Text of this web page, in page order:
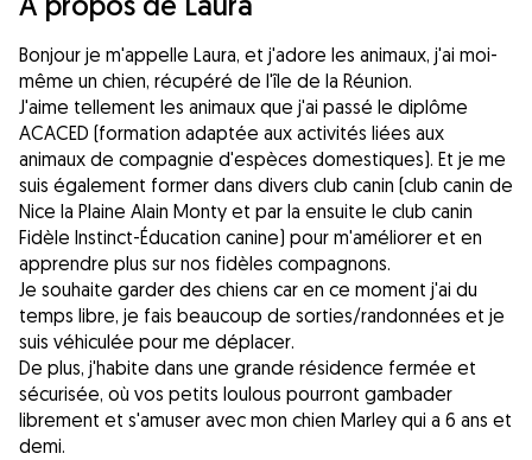
Bonjour je m'appelle Laura, et j'adore les animaux, j'ai moi-
même un chien, récupéré de l'île de la Réunion.
J'aime tellement les animaux que j'ai passé le diplôme
ACACED (formation adaptée aux activités liées aux
animaux de compagnie d'espèces domestiques). Et je me
suis également former dans divers club canin (club canin de
Nice la Plaine Alain Monty et par la ensuite le club canin
Fidèle Instinct-Éducation canine) pour m'améliorer et en
apprendre plus sur nos fidèles compagnons.
Je souhaite garder des chiens car en ce moment j'ai du
temps libre, je fais beaucoup de sorties/randonnées et je
suis véhiculée pour me déplacer.
De plus, j'habite dans une grande résidence fermée et
sécurisée, où vos petits loulous pourront gambader
librement et s'amuser avec mon chien Marley qui a 6 ans et
demi.